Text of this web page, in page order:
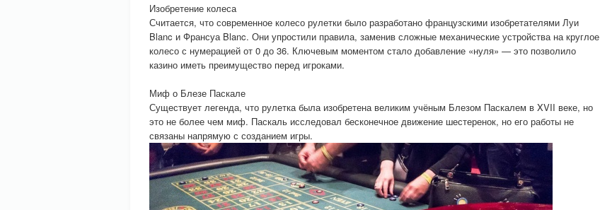
Изобретение колеса
Считается, что современное колесо рулетки было разработано французскими изобретателями Луи
Blanc и Франсуа Blanc. Они упростили правила, заменив сложные механические устройства на круглое
колесо с нумерацией от 0 до 36. Ключевым моментом стало добавление «нуля» — это позволило
казино иметь преимущество перед игроками.
Миф о Блезе Паскале
Существует легенда, что рулетка была изобретена великим учёным Блезом Паскалем в XVII веке, но
это не более чем миф. Паскаль исследовал бесконечное движение шестеренок, но его работы не
связаны напрямую с созданием игры.